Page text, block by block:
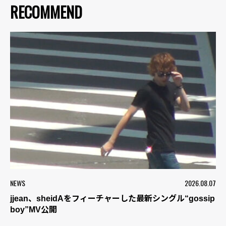
RECOMMEND
NEWS 2026.08.07
jjean、sheidAをフィーチャーした最新シングル“gossip
boy”MV公開